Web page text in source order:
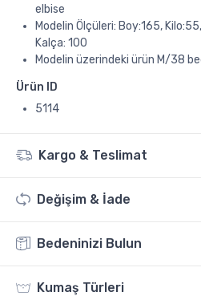
elbise
Modelin Ölçüleri: Boy:165,
Kalça: 100
Modelin üzerindeki ürün M/38
Ürün ID
5114
Kargo & Teslimat
Değişim & İade
Bedeninizi Bulun
Kumaş Türleri